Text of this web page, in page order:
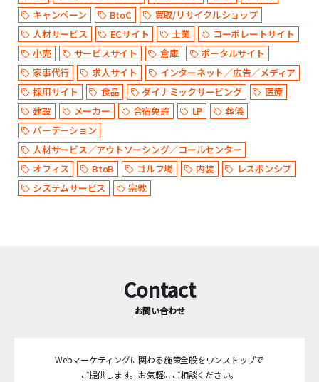
キャンペーン
BtoC
買取/リサイクルショップ
人材サービス
ECサイト 士業
コーポレートサイト
小売
サービスサイト 倉庫
ポータルサイト
家事代行
求人サイト
インターネット／広告／メディア
採用サイト
食品 ダイナミックサービング
医療
建設
メーカー 合宿免許 LP
葬儀
パーテーション
人材サービス／アウトソーシング／コールセンター
オフィス
BtoB ゴルフ場 内装
レスポンシブ
システムサービス
宗教
Contact
お問い合わせ
Webマーケティングに関わる施策全般をワンストップで
ご提供します。 お気軽にご相談ください。